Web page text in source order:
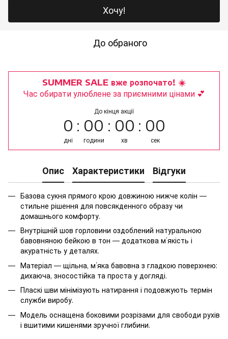
Хочу!
До обраного
SUMMER SALE вже розпочато! ☀️
Час обирати улюблене за приємними цінами 💕
До кінця акції
0
дні
00
години
00
хв
00
сек
Опис Характеристики Відгуки
Базова сукня прямого крою довжиною нижче колін —
стильне рішення для повсякденного образу чи
домашнього комфорту.
Внутрішній шов горловини оздоблений натуральною
бавовняною бейкою в тон — додаткова м’якість і
акуратність у деталях.
Матеріал — щільна, м’яка бавовна з гладкою поверхнею:
дихаюча, зносостійка та проста у догляді.
Пласкі шви мінімізують натирання і подовжують термін
служби виробу.
Модель оснащена боковими розрізами для свободи рухів
і вшитими кишенями зручної глибини.